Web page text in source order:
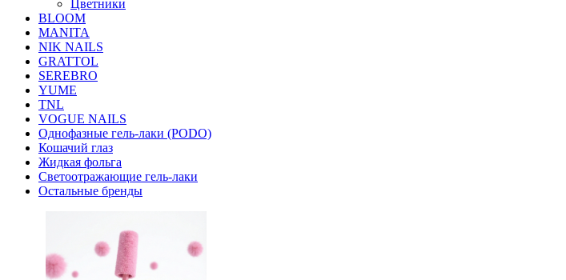
Цветники
BLOOM
MANITA
NIK NAILS
GRATTOL
SEREBRO
YUME
TNL
VOGUE NAILS
Однофазные гель-лаки (PODO)
Кошачий глаз
Жидкая фольга
Светоотражающие гель-лаки
Остальные бренды